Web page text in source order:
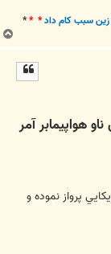
زين سبب کام داد* *
*
ب
ا
پرواز نموده و